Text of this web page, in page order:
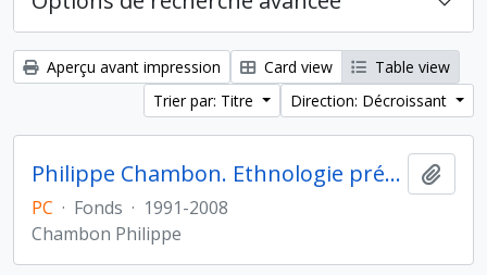
Aperçu avant impression Card view
Table view
Trier par: Titre
Direction: Décroissant
Philippe Chambon. Ethnologie préhistorique
PC · Fonds · 1991-2008
Chambon Philippe